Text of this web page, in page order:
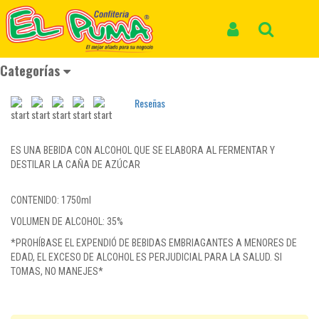
Categorías
Inicio Productos RON VIEJO DE CALDAS TRADICIONAL *1750ml
RON VIEJO DE CALDAS TRADICIONAL
*1750ml
REF: LICORES 012
Reseñas
ES UNA BEBIDA CON ALCOHOL QUE SE ELABORA AL FERMENTAR Y
DESTILAR LA CAÑA DE AZÚCAR
CONTENIDO: 1750ml
VOLUMEN DE ALCOHOL: 35%
*PROHÍBASE EL EXPENDIÓ DE BEBIDAS EMBRIAGANTES A MENORES DE
EDAD, EL EXCESO DE ALCOHOL ES PERJUDICIAL PARA LA SALUD. SI
TOMAS, NO MANEJES*